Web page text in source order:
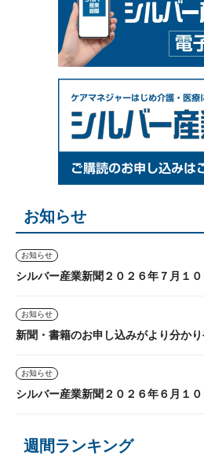
お知らせ
お知らせ
シルバー産業新聞２０２６年７月１０
お知らせ
新聞・書籍のお申し込みがより分かり
お知らせ
シルバー産業新聞２０２６年６月１０
週間ランキング